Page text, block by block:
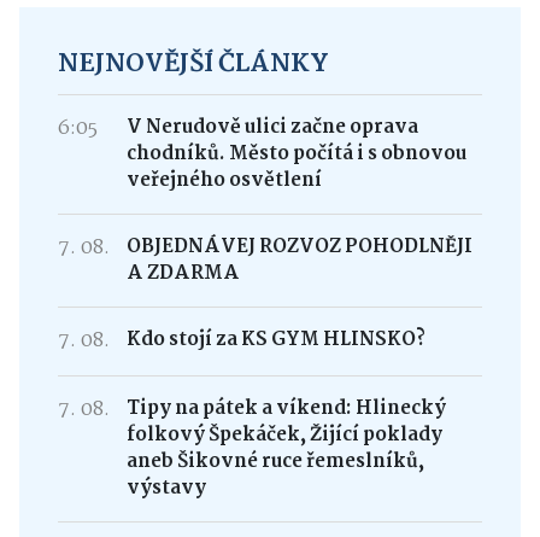
NEJNOVĚJŠÍ ČLÁNKY
6:05
V Nerudově ulici začne oprava
chodníků. Město počítá i s obnovou
veřejného osvětlení
7. 08.
OBJEDNÁVEJ ROZVOZ POHODLNĚJI
A ZDARMA
7. 08. Kdo stojí za KS GYM HLINSKO?
7. 08.
Tipy na pátek a víkend: Hlinecký
folkový Špekáček, Žijící poklady
aneb Šikovné ruce řemeslníků,
výstavy